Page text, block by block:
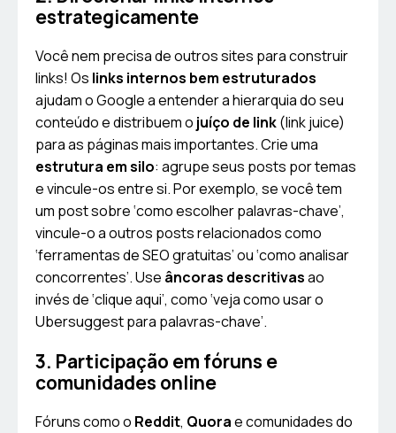
estrategicamente
Você nem precisa de outros sites para construir
links! Os links internos bem estruturados
ajudam o Google a entender a hierarquia do seu
conteúdo e distribuem o juíço de link(link juice)
para as páginas mais importantes. Crie uma
estrutura em silo: agrupe seus posts por temas
e vincule-os entre si. Por exemplo, se você tem
um post sobre ‘como escolher palavras-chave’,
vincule-o a outros posts relacionados como
‘ferramentas de SEO gratuitas’ ou ‘como analisar
concorrentes’. Use âncoras descritivasao
invés de ‘clique aqui’, como ‘veja como usar o
Ubersuggest para palavras-chave’.
3. Participação em fóruns e
comunidades online
Fóruns como o Reddit, Quorae comunidades do